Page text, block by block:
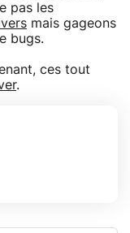
pas les
mais gageons
bugs.
ces tout
.